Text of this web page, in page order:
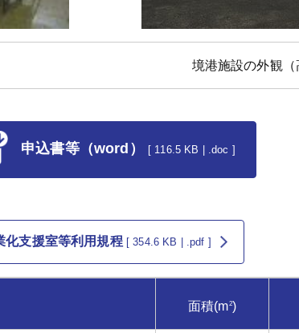
境港施設の外観（
申込書等（word） [ 116.5 KB | .doc ]
化支援室等利用規程 [ 354.6 KB | .pdf ]
面積(m2)